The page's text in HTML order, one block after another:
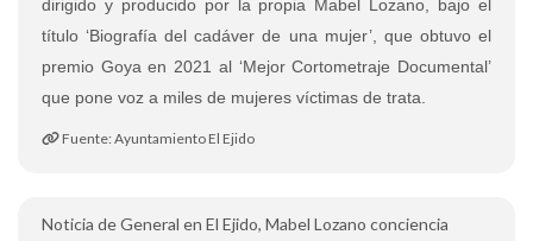
dirigido y producido por la propia Mabel Lozano, bajo el
título ‘Biografía del cadáver de una mujer’, que obtuvo el
premio Goya en 2021 al ‘Mejor Cortometraje Documental’
que pone voz a miles de mujeres víctimas de trata.
Fuente: Ayuntamiento El Ejido
Noticia de General en El Ejido, Mabel Lozano conciencia